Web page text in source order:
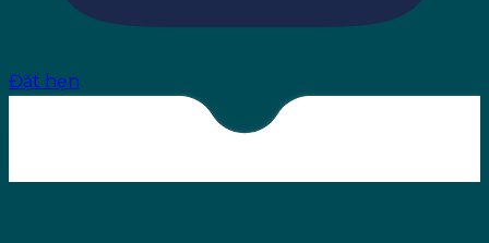
Đặt hẹn